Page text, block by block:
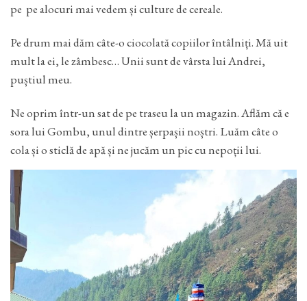
pe pe alocuri mai vedem și culture de cereale.
Pe drum mai dăm câte-o ciocolată copiilor întâlniți. Mă uit
mult la ei, le zâmbesc… Unii sunt de vârsta lui Andrei,
puștiul meu.
Ne oprim într-un sat de pe traseu la un magazin. Aflăm că e
sora lui Gombu, unul dintre șerpașii noștri. Luăm câte o
cola și o sticlă de apă și ne jucăm un pic cu nepoții lui.